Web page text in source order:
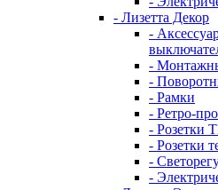
- Лизетта Декор
-
-
-
- Рамки
- Ретро-
- Розетки
- Розетки
-
-